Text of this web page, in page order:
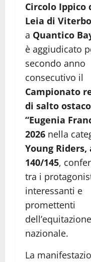
Circolo Ippico
Leia di Viterbo
a Quantico
è aggiudicato
secondo anno
consecutivo il
Campionato
di salto
“Eugenia
2026 nella
Young Riders,
140/145,
tra i
interessanti e
promettenti
nazionale.
La